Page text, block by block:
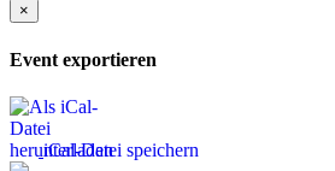
×
Event exportieren
iCal-Datei speichern